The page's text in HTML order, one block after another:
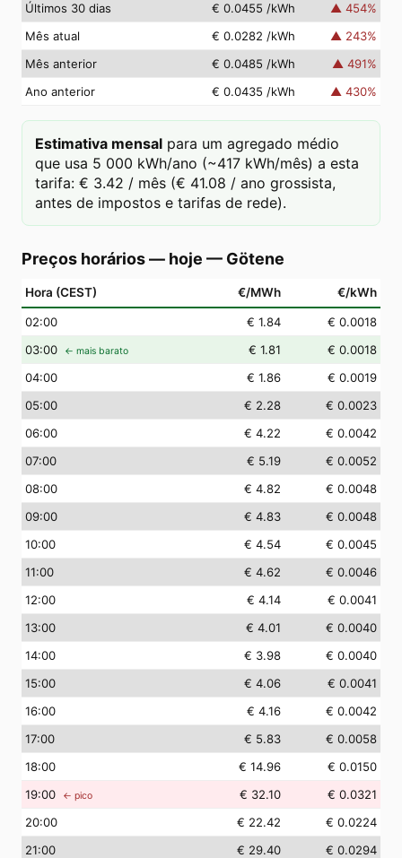
Últimos 30 dias
€ 0.0455 /kWh ▲ 454%
Mês atual
€ 0.0282 /kWh ▲ 243%
Mês anterior
€ 0.0485 /kWh ▲ 491%
Ano anterior
€ 0.0435 /kWh ▲ 430%
Estimativa mensal para um agregado médio
que usa 5 000 kWh/ano (~417 kWh/mês) a esta
tarifa: € 3.42 / mês (€ 41.08 / ano grossista,
antes de impostos e tarifas de rede).
Preços horários — hoje — Götene
Hora (CEST) €/MWh €/kWh
02:00 € 1.84
€ 0.0018
03:00 ← mais barato € 1.81
€ 0.0018
04:00 € 1.86
€ 0.0019
05:00 € 2.28
€ 0.0023
06:00 € 4.22
€ 0.0042
07:00 € 5.19
€ 0.0052
08:00 € 4.82
€ 0.0048
09:00 € 4.83
€ 0.0048
10:00 € 4.54
€ 0.0045
11:00 € 4.62
€ 0.0046
12:00 € 4.14
€ 0.0041
13:00 € 4.01
€ 0.0040
14:00 € 3.98
€ 0.0040
15:00 € 4.06
€ 0.0041
16:00 € 4.16
€ 0.0042
17:00 € 5.83
€ 0.0058
18:00 € 14.96
€ 0.0150
19:00 ← pico € 32.10
€ 0.0321
20:00 € 22.42
€ 0.0224
21:00 € 29.40
€ 0.0294